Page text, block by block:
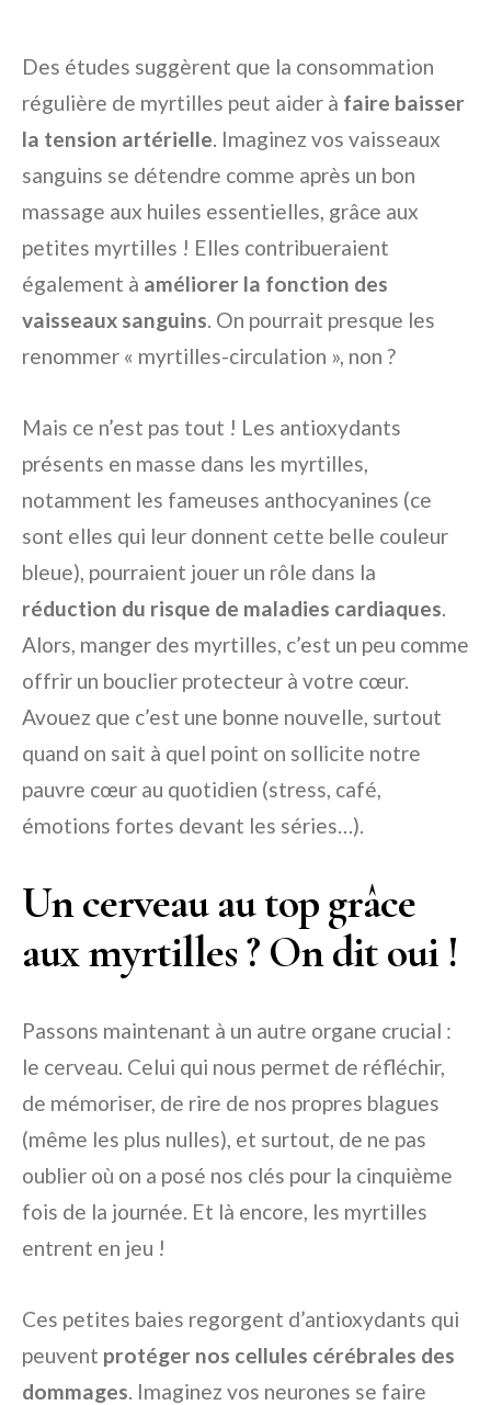
Des études suggèrent que la consommation
régulière de myrtilles peut aider à faire baisser
la tension artérielle. Imaginez vos vaisseaux
sanguins se détendre comme après un bon
massage aux huiles essentielles, grâce aux
petites myrtilles ! Elles contribueraient
également à améliorer la fonction des
vaisseaux sanguins. On pourrait presque les
renommer « myrtilles-circulation », non ?
Mais ce n’est pas tout ! Les antioxydants
présents en masse dans les myrtilles,
notamment les fameuses anthocyanines (ce
sont elles qui leur donnent cette belle couleur
bleue), pourraient jouer un rôle dans la
réduction du risque de maladies cardiaques.
Alors, manger des myrtilles, c’est un peu comme
offrir un bouclier protecteur à votre cœur.
Avouez que c’est une bonne nouvelle, surtout
quand on sait à quel point on sollicite notre
pauvre cœur au quotidien (stress, café,
émotions fortes devant les séries…).
Un cerveau au top grâce
aux myrtilles ? On dit oui !
Passons maintenant à un autre organe crucial :
le cerveau. Celui qui nous permet de réfléchir,
de mémoriser, de rire de nos propres blagues
(même les plus nulles), et surtout, de ne pas
oublier où on a posé nos clés pour la cinquième
fois de la journée. Et là encore, les myrtilles
entrent en jeu !
Ces petites baies regorgent d’antioxydants qui
peuvent protéger nos cellules cérébrales des
dommages. Imaginez vos neurones se faire